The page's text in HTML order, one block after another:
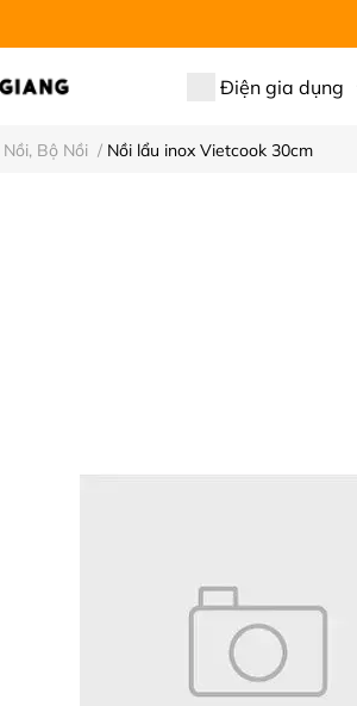
Điện gia dụng
Nồi, Bộ Nồi / Nồi lẩu inox Vietcook 30cm